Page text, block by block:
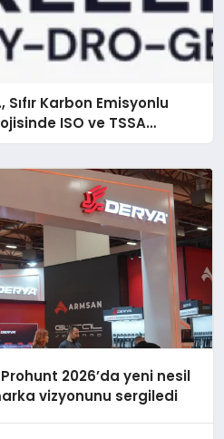
Karbon Emisyonlu
ISO ve TSSA
2026’da yeni nesil
vizyonunu sergiledi